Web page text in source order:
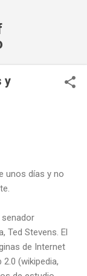
y
unos días y no
Ted Stevens. El
de Internet
(wikipedia,